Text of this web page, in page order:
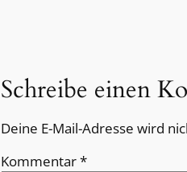
Schreibe einen
Deine E-Mail-Adresse wird
Kommentar*